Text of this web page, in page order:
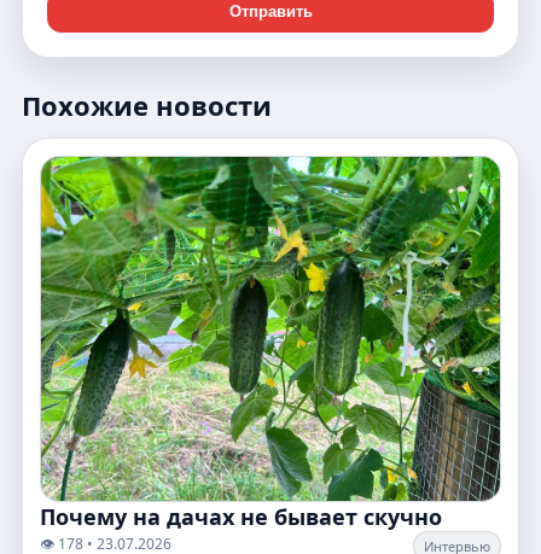
Отправить
Похожие новости
Почему на дачах не бывает скучно
👁️ 178 • 23.07.2026 Интервью